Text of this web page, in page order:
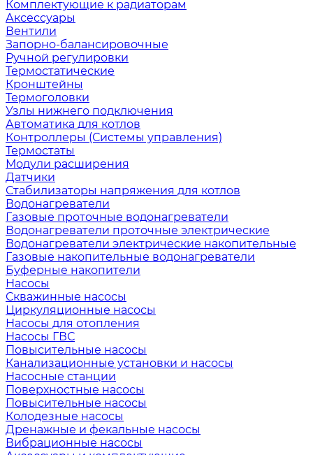
Комплектующие к радиаторам
Аксессуары
Вентили
Запорно-балансировочные
Ручной регулировки
Термостатические
Кронштейны
Термоголовки
Узлы нижнего подключения
Автоматика для котлов
Контроллеры (Системы управления)
Термостаты
Модули расширения
Датчики
Стабилизаторы напряжения для котлов
Водонагреватели
Газовые проточные водонагреватели
Водонагреватели проточные электрические
Водонагреватели электрические накопительные
Газовые накопительные водонагреватели
Буферные накопители
Насосы
Скважинные насосы
Циркуляционные насосы
Насосы для отопления
Насосы ГВС
Повысительные насосы
Канализационные установки и насосы
Насосные станции
Поверхностные насосы
Повысительные насосы
Колодезные насосы
Дренажные и фекальные насосы
Вибрационные насосы